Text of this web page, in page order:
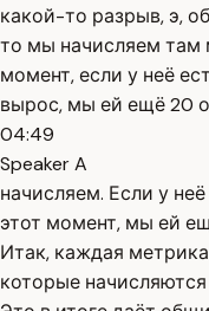
какой-то разрыв, э,
то мы начисляем там
момент, если у неё
вырос, мы ей ещё 20
04:49
Speaker A
начисляем. Если у
этот момент, мы ей
Итак, каждая
которые